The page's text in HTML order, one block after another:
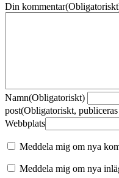
Din kommentar
Namn(Obligatoriskt)
post(Obligatoriskt,
Webbplats
Meddela mig om nya
Meddela mig om nya